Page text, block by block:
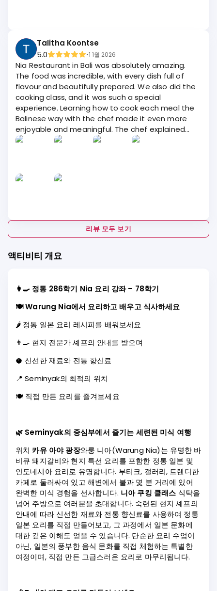
Talitha Koontse
5.0
•1 1월 2026
Nia Restaurant in Bali was absolutely amazing.
The food was incredible, with every dish full of
flavour and beautifully prepared. We also did the
cooking class, and it was such a special
experience. Learning how to cook each meal the
Balinese way with the chef made it even more
enjoyable and meaningful. The chef explained
everything so well and made the class fun and
was an unforgettable experience and something I
would highly recommend to anyone visiting Bali.
리뷰 모두 보기
액티비티 개요
👩‍🍳 정통 286학기 Nia 요리 강좌 – 78학기
🍽️ Warung Nia에서 요리하고 배우고 식사하세요
🌶️ 정통 일본 요리 레시피를 배워보세요
👨‍🍳 현지 전문가 셰프의 안내를 받으며
🥥 신선한 재료와 전통 향신료
📍 Seminyak의 최적의 위치
🍽️ 직접 만든 요리를 즐겨보세요
🌿 Seminyak의 중심부에서 즐기는 세련된 미식 여행
위치 카유 아야 광장와룽 니아(Warung Nia)는 유명한 바
비큐 돼지갈비와 현지 특선 요리를 포함한 정통 일본 및
인도네시아 요리로 유명합니다. 부티크, 갤러리, 트렌디한
카페로 둘러싸여 있고 해변에서 불과 몇 분 거리에 있어
완벽한 미식 경험을 선사합니다. 니아 쿠킹 클래스 식탁을
넘어 주방으로 여러분을 초대합니다. 숙련된 현지 셰프의
안내에 따라 신선한 재료와 전통 향신료를 사용하여 정통
일본 요리를 직접 만들어보고, 그 과정에서 일본 문화에
대한 깊은 이해도 얻을 수 있습니다. 단순한 요리 수업이
아닌, 일본의 풍부한 음식 문화를 직접 체험하는 특별한
여정이며, 직접 만든 고급스러운 요리로 마무리됩니다.